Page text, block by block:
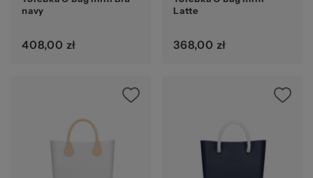
navy
408,00 zł
Latte
368,00 zł